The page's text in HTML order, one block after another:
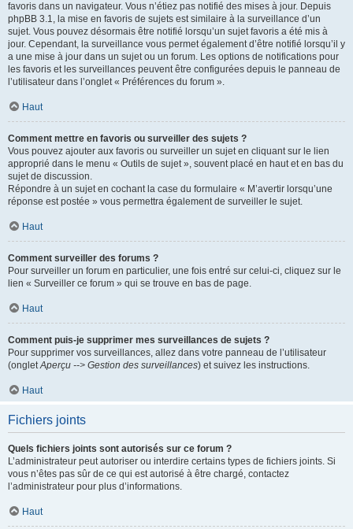
favoris dans un navigateur. Vous n’étiez pas notifié des mises à jour. Depuis
phpBB 3.1, la mise en favoris de sujets est similaire à la surveillance d’un
sujet. Vous pouvez désormais être notifié lorsqu’un sujet favoris a été mis à
jour. Cependant, la surveillance vous permet également d’être notifié lorsqu’il y
a une mise à jour dans un sujet ou un forum. Les options de notifications pour
les favoris et les surveillances peuvent être configurées depuis le panneau de
l’utilisateur dans l’onglet « Préférences du forum ».
Haut
Comment mettre en favoris ou surveiller des sujets ?
Vous pouvez ajouter aux favoris ou surveiller un sujet en cliquant sur le lien
approprié dans le menu « Outils de sujet », souvent placé en haut et en bas du
sujet de discussion.
Répondre à un sujet en cochant la case du formulaire « M’avertir lorsqu’une
réponse est postée » vous permettra également de surveiller le sujet.
Haut
Comment surveiller des forums ?
Pour surveiller un forum en particulier, une fois entré sur celui-ci, cliquez sur le
lien « Surveiller ce forum » qui se trouve en bas de page.
Haut
Comment puis-je supprimer mes surveillances de sujets ?
Pour supprimer vos surveillances, allez dans votre panneau de l’utilisateur
(ongletAperçu --> Gestion des surveillances) et suivez les instructions.
Haut
Fichiers joints
Quels fichiers joints sont autorisés sur ce forum ?
L’administrateur peut autoriser ou interdire certains types de fichiers joints. Si
vous n’êtes pas sûr de ce qui est autorisé à être chargé, contactez
l’administrateur pour plus d’informations.
Haut